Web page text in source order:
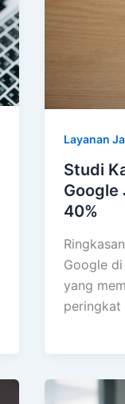
Layanan
Studi
Google
40%
Google
yang
peringkat